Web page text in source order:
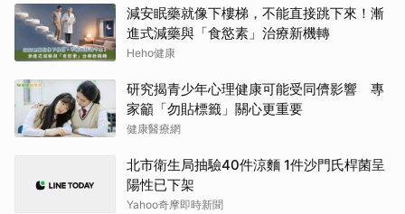
減安眠藥就像下樓梯，不能直接跳下來！漸
進式減藥與「食慾素」治療新機轉
Heho健康
研究揭青少年心理健康可能受同儕影響 專
家籲「勿貼標籤」關心更重要
健康醫療網
北市衛生局抽驗40件涼麵 1件沙門氏桿菌呈
陽性已下架
Yahoo奇摩即時新聞